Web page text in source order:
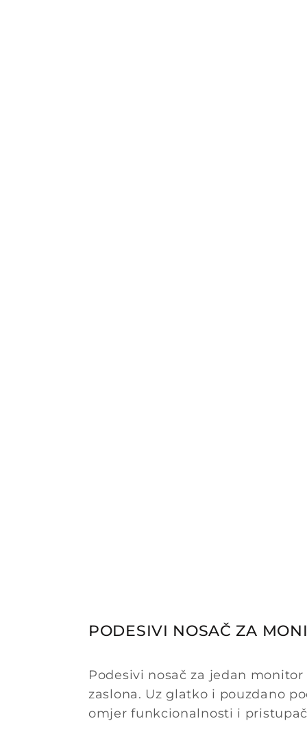
PODESIVI NOSAČ ZA
Podesivi nosač za jedan
zaslona. Uz glatko i pouzdano
omjer funkcionalnosti i